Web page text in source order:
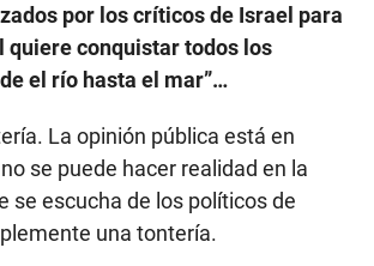
por los críticos de Israel para
quiere conquistar todos los
el río hasta el mar”…
La opinión pública está en
se puede hacer realidad en la
se escucha de los políticos de
una tontería.